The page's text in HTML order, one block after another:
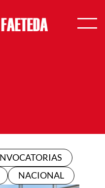
NACIONAL